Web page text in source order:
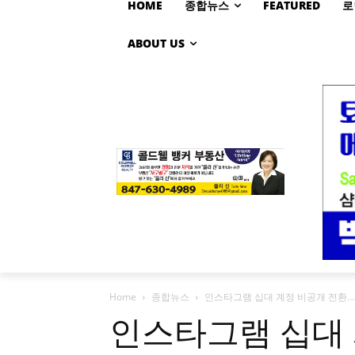
HOME 종합뉴스 FEATURED
ABOUT US
Home 종합뉴스 인스타그램 십대 계정 비공개 전환
인스타그램 십